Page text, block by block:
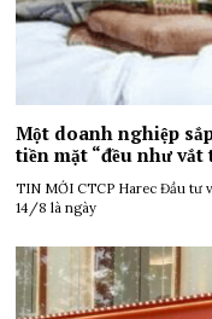
Một doanh nghiệp
tiền mặt “đều như vắt
TIN MỚI CTCP Harec Đầu tư
14/8 là ngày